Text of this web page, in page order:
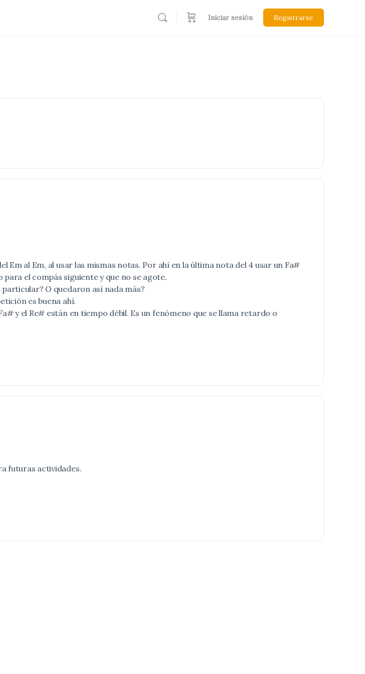
Iniciar sesión Registrarse
Em al Em, al usar las mismas notas. Por ahí en la última nota del 4 usar un Fa#
el compás siguiente y que no se agote.
O quedaron así nada más?
es buena ahí.
y el Re# están en tiempo débil. Es un fenómeno que se llama retardo o
futuras actividades.